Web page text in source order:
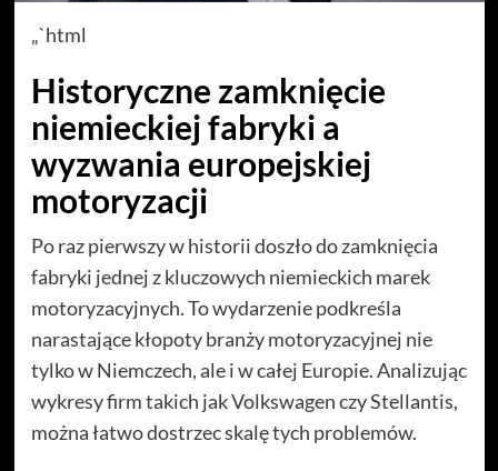
„`html
Historyczne zamknięcie
niemieckiej fabryki a
wyzwania europejskiej
motoryzacji
Po raz pierwszy w historii doszło do zamknięcia
fabryki jednej z kluczowych niemieckich marek
motoryzacyjnych. To wydarzenie podkreśla
narastające kłopoty branży motoryzacyjnej nie
tylko w Niemczech, ale i w całej Europie. Analizując
wykresy firm takich jak Volkswagen czy Stellantis,
można łatwo dostrzec skalę tych problemów.